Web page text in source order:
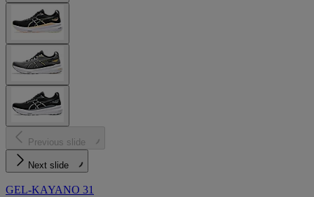
Previous slide
Next slide
GEL-KAYANO 31